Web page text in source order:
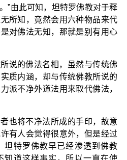
”由此可知，坦特罗佛教对于释
所知，竟然会用六种物品来代
对佛法无知，那就是别有用心
说的佛法名相，虽然与传统佛
质内涵，却与传统佛教所说的
派不净外道法用来取代佛法，
也将不净法所成的手印，故意
有人会觉得很意外，但是经过
坦特罗佛教早已经渗透到佛教
知道这样事实，所以一直在使